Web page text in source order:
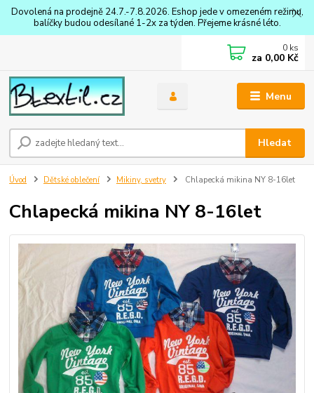
Dovolená na prodejně 24.7.-7.8.2026. Eshop jede v omezeném režimu,
balíčky budou odesílané 1-2x za týden. Přejeme krásné léto.
Menu
Hledat
0 ks
za 0,00 Kč
Úvod Dětské oblečení Mikiny, svetry Chlapecká mikina NY 8-16let
Chlapecká mikina NY 8-16let